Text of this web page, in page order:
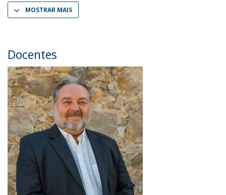
MOSTRAR MAIS
Docentes